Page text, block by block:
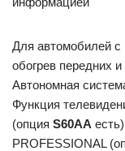
Для автомобилей с
обогрев передних
Автономная
Функция
(опция S60AA
PROFESSIONAL